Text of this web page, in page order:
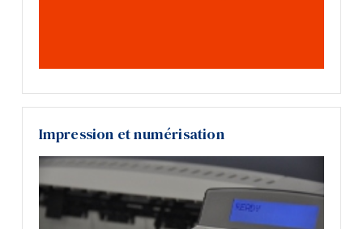
Impression et numérisation